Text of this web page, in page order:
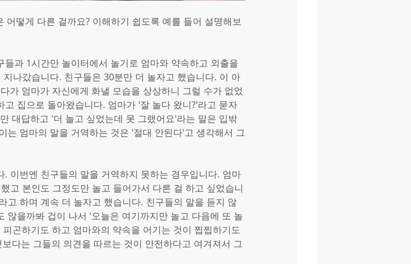
어떻게 다른 걸까요? 이해하기 쉽도록 예를 들어 설명해보
과 1시간만 놀이터에서 놀기로 엄마와 약속하고 외출을
나갔습니다. 친구들은 30분만 더 놀자고 했습니다. 이 아
가 엄마가 자신에게 화낼 모습을 상상하니 그럴 수가 없었
집으로 돌아왔습니다. 엄마가 '잘 놀다 왔니?'라고 묻자
대답하고 '더 놀고 싶었는데 못 그랬어요'라는 말은 입밖
는 엄마의 말을 거역하는 것은 '절대 안된다'고 생각해서 그
. 이번엔 친구들의 말을 거역하지 못하는 경우입니다. 엄마
고 본인도 그정도만 놀고 들어가서 다른 걸 하고 싶었습니
고 하며 계속 더 놀자고 했습니다. 친구들의 말을 듣지 않
않을까봐 겁이 나서 '오늘은 여기까지만 놀고 다음에 또 놀
곤하기도 하고 엄마와의 약속을 어기는 것이 찝찝하기도
다는 그들의 의견을 따르는 것이 안전하다고 여겨져서 그